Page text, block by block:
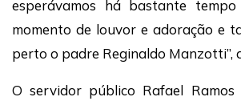
esperávamos há bastante
momento de louvor e adoração e
perto o padre Reginaldo Manzotti”,
O servidor público Rafael